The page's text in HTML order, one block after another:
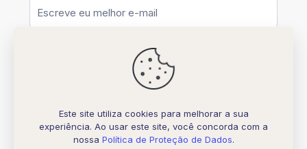
© [2026] UNIFATELOS - CNPJ 37.117.877.0001-77
Todos os direitos Reservados
Este site utiliza cookies para melhorar a sua
experiência. Ao usar este site, você concorda com a
nossa Política de Proteção de Dados.